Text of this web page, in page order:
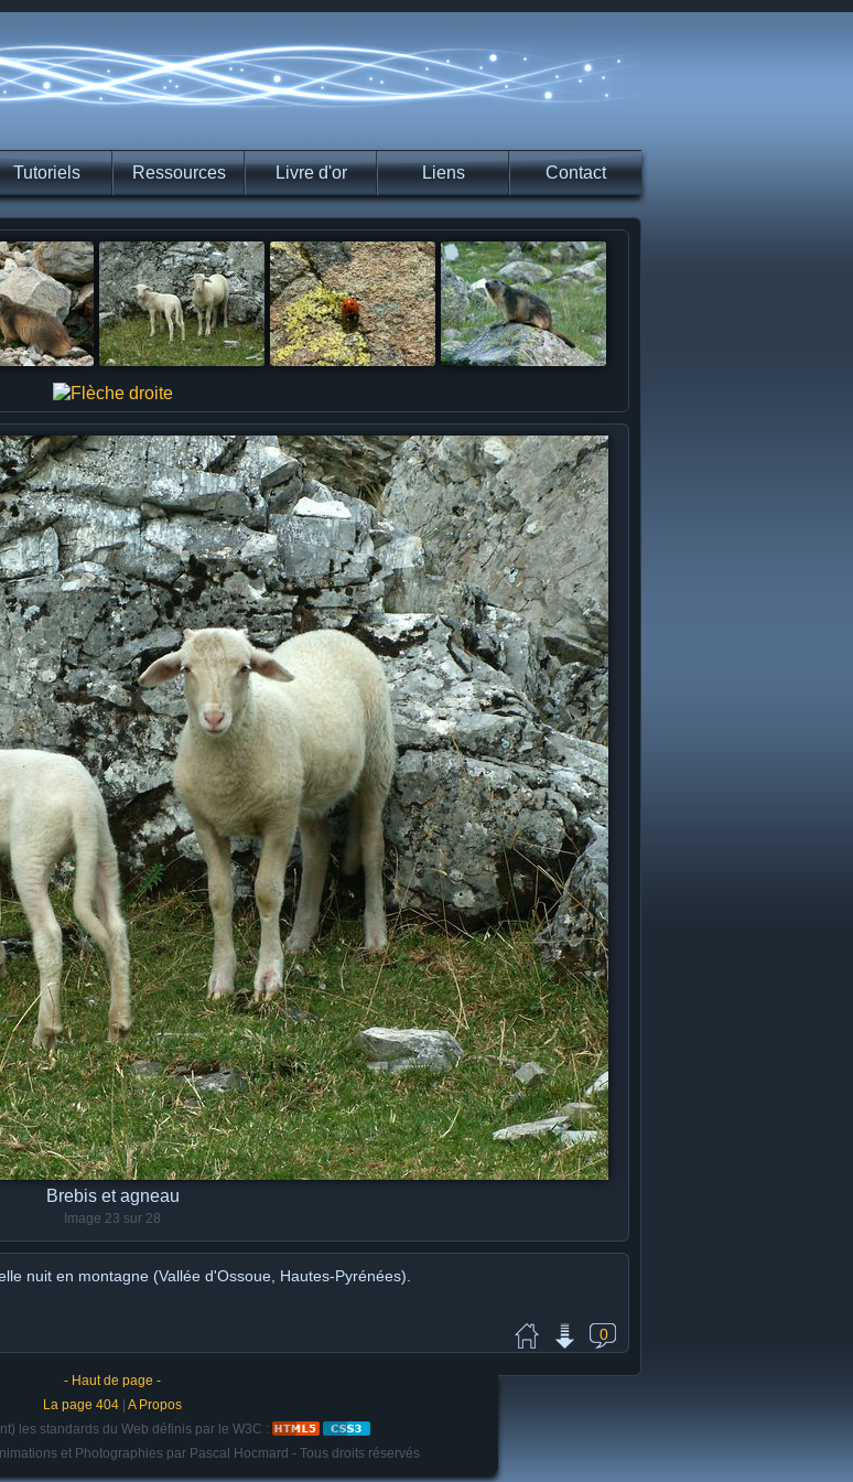
Tutoriels Ressources Livre d'or Liens Contact
Brebis et agneau
Image 23 sur 28
nuit en montagne (Vallée d'Ossoue, Hautes-Pyrénées).
0
- Haut de page -
La page 404 A Propos
les standards du Web définis par le W3C :
et Photographies par Pascal Hocmard - Tous droits réservés